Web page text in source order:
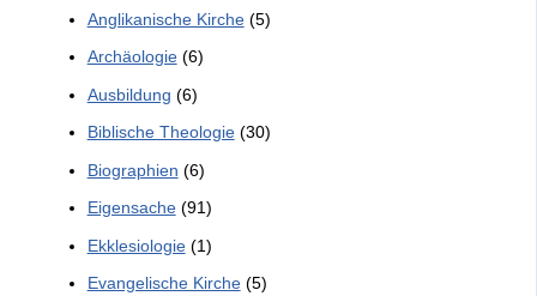
Anglikanische Kirche(5)
Archäologie(6)
Ausbildung (6)
Biblische Theologie(30)
Biographien (6)
Eigensache(91)
Ekklesiologie(1)
Evangelische Kirche(5)